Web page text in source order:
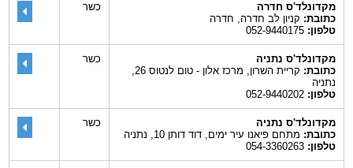
מקדונלד'ס חדרה
כתובת:קניון לב חדרה, חדרה
טלפון:052-9440175
כשר
מקדונלד'ס נתניה
כתובת:
קריית השרון, מרכז אלון - טום לנטוס 26,
נתניה
טלפון:052-9440202
כשר
מקדונלד'ס נתניה
כתובת:מתחם פיאנו עיר ימים, דוד דותן 10, נתניה
טלפון:054-3360263
כשר